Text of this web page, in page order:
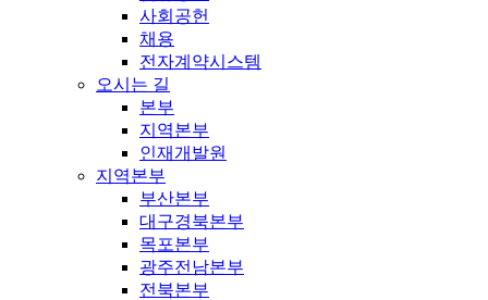
사회공헌
채용
전자계약시스템
오시는 길
본부
지역본부
인재개발원
지역본부
부산본부
대구경북본부
목포본부
광주전남본부
전북본부